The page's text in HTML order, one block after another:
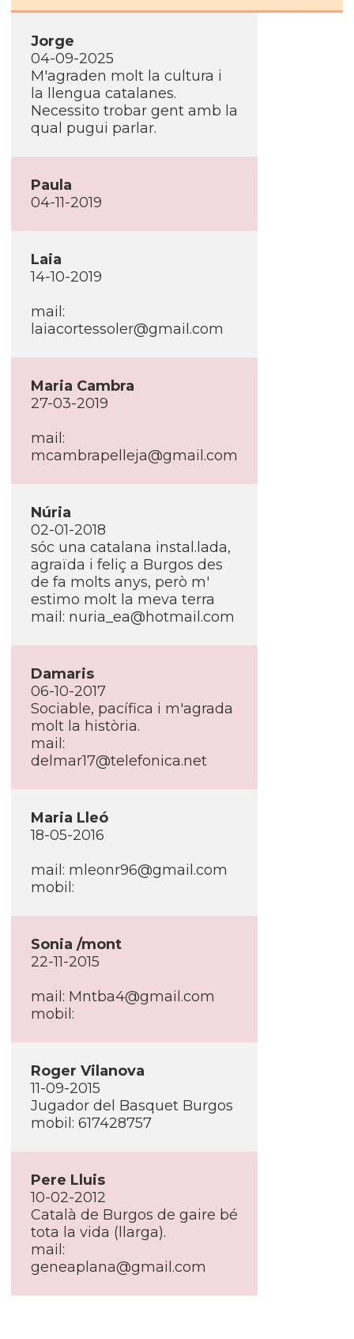
Jorge
04-09-2025
M'agraden molt la cultura i
la llengua catalanes.
Necessito trobar gent amb la
qual pugui parlar.
Paula
04-11-2019
Laia
14-10-2019
mail:
laiacortessoler@gmail.com
Maria Cambra
27-03-2019
mail:
mcambrapelleja@gmail.com
Núria
02-01-2018
sóc una catalana instal.lada,
agraïda i feliç a Burgos des
de fa molts anys, però m'
estimo molt la meva terra
mail: nuria_ea@hotmail.com
Damaris
06-10-2017
Sociable, pací­fica i m'agrada
molt la història.
mail:
delmar17@telefonica.net
Maria Lleó
18-05-2016
mail: mleonr96@gmail.com
mobil:
Sonia /mont
22-11-2015
mail: Mntba4@gmail.com
mobil:
Roger Vilanova
11-09-2015
Jugador del Basquet Burgos
mobil: 617428757
Pere Lluis
10-02-2012
Català de Burgos de gaire bé
tota la vida (llarga).
mail:
geneaplana@gmail.com